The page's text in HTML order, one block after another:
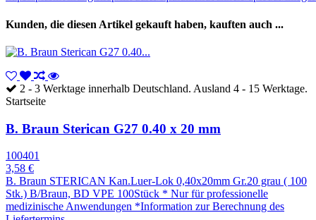
Kunden, die diesen Artikel gekauft haben, kauften auch ...
2 - 3 Werktage innerhalb Deutschland. Ausland 4 - 15 Werktage.
Startseite
B. Braun Sterican G27 0.40 x 20 mm
100401
3,58 €
B. Braun STERICAN Kan.Luer-Lok 0,40x20mm Gr.20 grau ( 100
Stk.) B/Braun, BD VPE 100Stück * Nur für professionelle
medizinische Anwendungen *Information zur Berechnung des